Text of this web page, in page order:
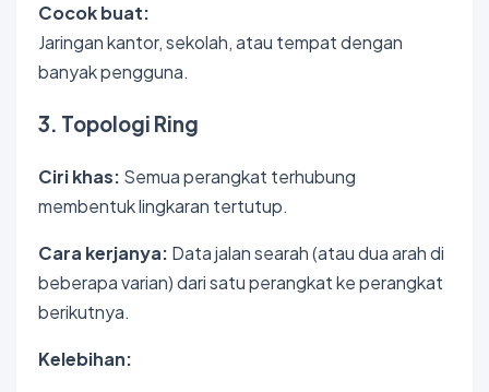
Cocok buat:
Jaringan kantor, sekolah, atau tempat dengan
banyak pengguna.
3. Topologi Ring
Ciri khas: Semua perangkat terhubung
membentuk lingkaran tertutup.
Cara kerjanya: Data jalan searah (atau dua arah di
beberapa varian) dari satu perangkat ke perangkat
berikutnya.
Kelebihan: